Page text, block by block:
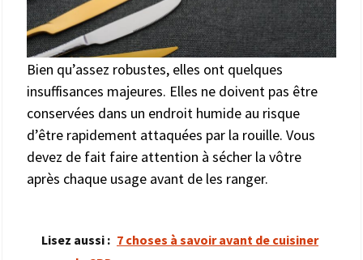
Bien qu’assez robustes, elles ont quelques
insuffisances majeures. Elles ne doivent pas être
conservées dans un endroit humide au risque
d’être rapidement attaquées par la rouille. Vous
devez de fait faire attention à sécher la vôtre
après chaque usage avant de les ranger.
Lisez aussi : 7 choses à savoir avant de cuisiner